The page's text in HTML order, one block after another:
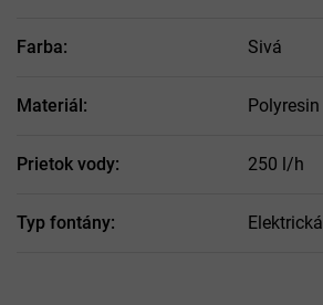
Farba: Sivá
Materiál: Polyresin
Prietok vody: 250 l/h
Typ fontány: Elektrická